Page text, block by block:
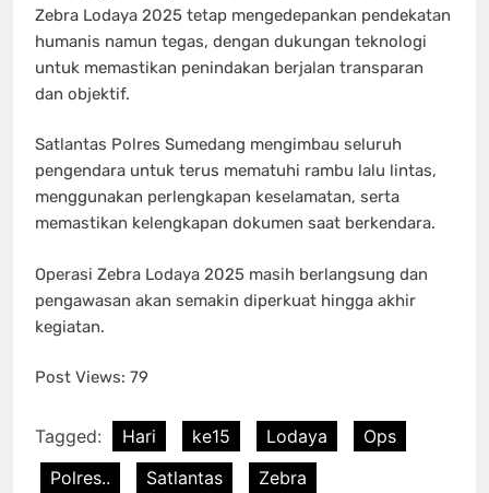
Zebra Lodaya 2025 tetap mengedepankan pendekatan
humanis namun tegas, dengan dukungan teknologi
untuk memastikan penindakan berjalan transparan
dan objektif.
Satlantas Polres Sumedang mengimbau seluruh
pengendara untuk terus mematuhi rambu lalu lintas,
menggunakan perlengkapan keselamatan, serta
memastikan kelengkapan dokumen saat berkendara.
Operasi Zebra Lodaya 2025 masih berlangsung dan
pengawasan akan semakin diperkuat hingga akhir
kegiatan.
Post Views: 79
Tagged: Hari ke15 Lodaya
Ops
Polres..
Satlantas Zebra